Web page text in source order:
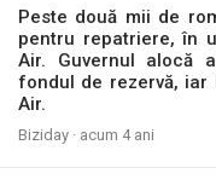
Peste două mii de
pentru repatriere, în
Air. Guvernul alocă
fondul de rezervă,
Air.
Biziday · acum 4 ani